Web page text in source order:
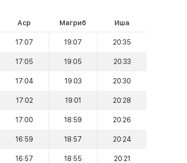
Аср Магриб Иша
17:07 19:07 20:35
17:05 19:05 20:33
17:04 19:03 20:30
17:02 19:01 20:28
17:00 18:59 20:26
16:59 18:57 20:24
16:57 18:55 20:21